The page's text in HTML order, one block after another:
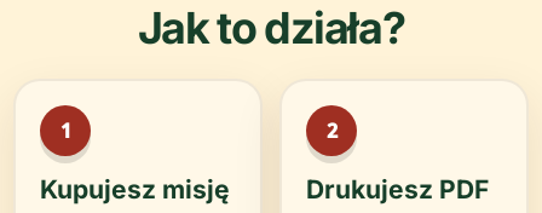
Jak to działa?
Kupujesz misję Drukujesz PDF